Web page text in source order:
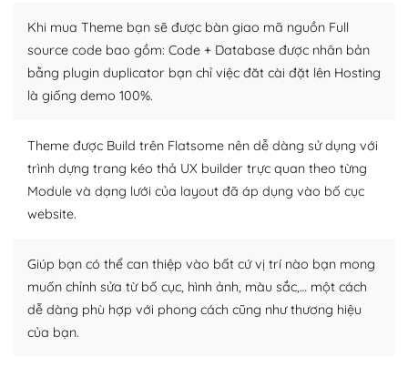
kiếm những cộng đồng WordPress, họ sẽ giúp bạn trả
lời, giải đáp vấn đề của bạn.
Cộng đồng sử dụng WordPress sẵn sàng hỗ trợ bạn
Plugin mở rộng là thành phần cài đặt thêm vào
WordPress để tăng thêm các tính năng cần thiết. Có
nhiều plugin trả phí hoặc miễn phí.
plugin của WordPress rất phong phú. Bạn có thể thỏa
thích chọn lựa plugin và themes phù hợp cho mục đích
lập website của mình.
Khi mua Theme bạn sẽ được bàn giao mã nguồn Full
source code bao gồm: Code + Database được nhân bản
bằng plugin duplicator bạn chỉ việc đăt cài đặt lên Hosting
là giống demo 100%.
Theme được Build trên Flatsome nên dễ dàng sử dụng với
trình dựng trang kéo thả UX builder trực quan theo từng
Module và dạng lưới của layout đã áp dụng vào bố cục
website.
Giúp bạn có thể can thiệp vào bất cứ vị trí nào bạn mong
muốn chỉnh sửa từ bố cục, hình ảnh, màu sắc,… một cách
dễ dàng phù hợp với phong cách cũng như thương hiệu
của bạn.